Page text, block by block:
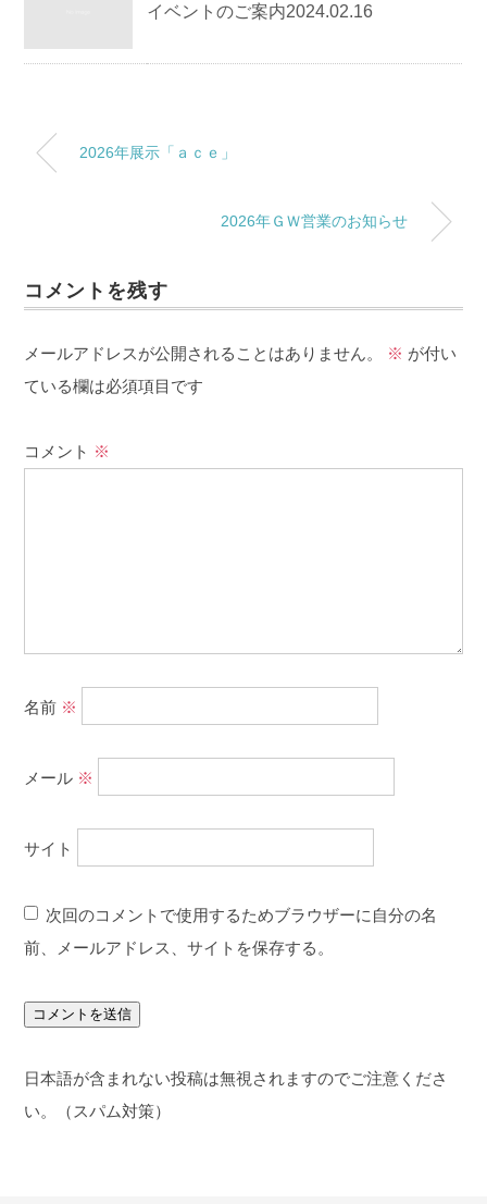
イベントのご案内2024.02.16
2026年展示「ａｃｅ」
2026年ＧＷ営業のお知らせ
コメントを残す
メールアドレスが公開されることはありません。 ※ が付い
ている欄は必須項目です
コメント ※
名前 ※
メール ※
サイト
次回のコメントで使用するためブラウザーに自分の名
前、メールアドレス、サイトを保存する。
日本語が含まれない投稿は無視されますのでご注意くださ
い。（スパム対策）